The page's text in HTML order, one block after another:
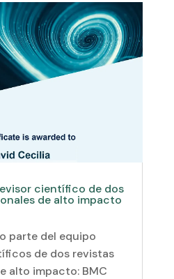
científico de dos
de alto impacto
parte del equipo
de dos revistas
alto impacto: BMC